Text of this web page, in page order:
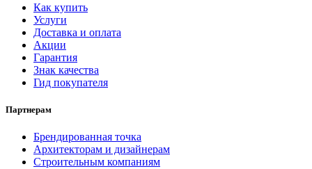
Как купить
Услуги
Доставка и оплата
Акции
Гарантия
Знак качества
Гид покупателя
Партнерам
Брендированная точка
Архитекторам и дизайнерам
Строительным компаниям